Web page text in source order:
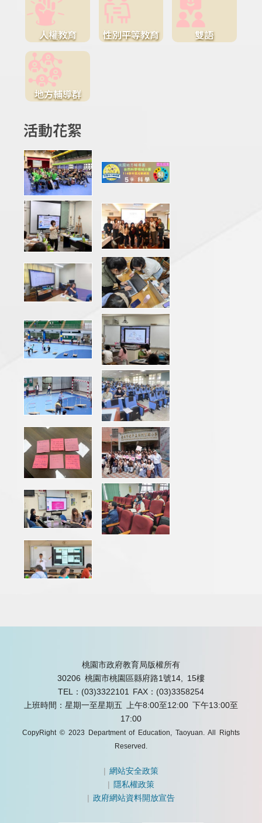
人權教育 性別平等教育 雙語
地方輔導群
活動花絮
桃園市政府教育局版權所有
30206 桃園市桃園區縣府路1號14, 15樓
TEL：(03)3322101
FAX：(03)3358254
上班時間：星期一至星期五 上午8:00至12:00 下午13:00至
17:00
CopyRight © 2023 Department of Education, Taoyuan. All Rights
Reserved.
|網站安全政策
|隱私權政策
|政府網站資料開放宣告